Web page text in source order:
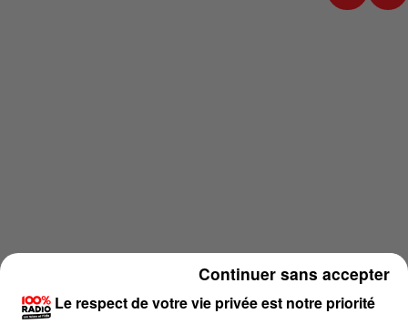
Le respect de votre vie privée est notre priorité
Continuer sans accepter